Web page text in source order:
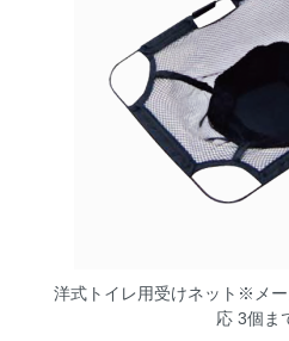
洋式トイレ用受けネット※メ
応 3個ま